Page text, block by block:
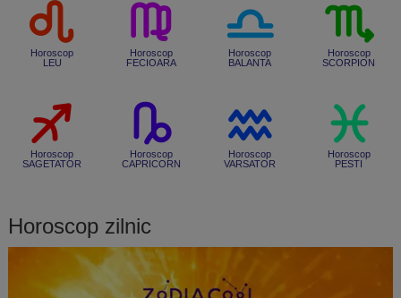
Horoscop
LEU
Horoscop
FECIOARA
Horoscop
BALANTA
Horoscop
SCORPION
Horoscop
SAGETATOR
Horoscop
CAPRICORN
Horoscop
VARSATOR
Horoscop
PESTI
Horoscop zilnic